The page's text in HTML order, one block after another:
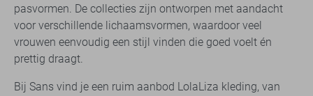
pasvormen. De collecties zijn ontworpen met aandacht
voor verschillende lichaamsvormen, waardoor veel
vrouwen eenvoudig een stijl vinden die goed voelt én
prettig draagt.
Bij Sans vind je een ruim aanbod LolaLiza kleding, van